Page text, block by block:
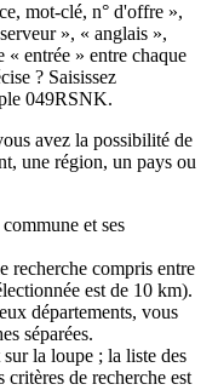
mot-clé, n° d'offre »,
», « anglais »,
« entrée » entre chaque
? Saisissez
049RSNK.
avez la possibilité de
une région, un pays ou
et ses
recherche compris entre
est de 10 km).
départements, vous
séparées.
la loupe ; la liste des
de recherche est